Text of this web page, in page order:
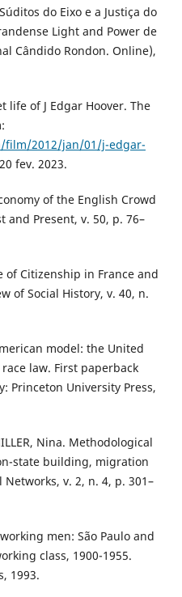
Súditos do Eixo e a Justiça do
Light and Power de
Cândido Rondon. Online),
life of J Edgar Hoover. The
film/2012/jan/01/j-edgar-
fev. 2023.
of the English Crowd
and Present, v. 50, p. 76–
of Citizenship in France and
of Social History, v. 40, n.
model: the United
law. First paperback
Princeton University Press,
Nina. Methodological
state building, migration
v. 2, n. 4, p. 301–
men: São Paulo and
class, 1900-1955.
1993.